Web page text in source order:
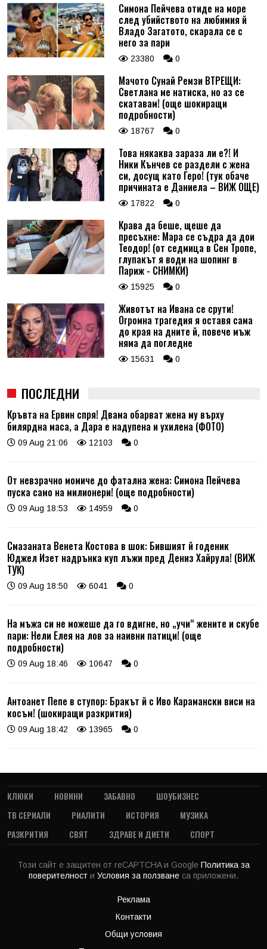
Симона Пейчева отиде на море
след убийството на любимия й
Владо Загатото, скарала се с
него за пари
23380 0
Мачото Сунай Ремзи ВТРЕЩИ:
Светлана ме натиска, но аз се
скатавам! (още шокиращи
подробности)
18767 0
Това някаква зараза ли е?! И
Ники Кънчев се раздели с жена
си, досущ като Геро! (тук обаче
причината е Даниела – ВИЖ ОЩЕ)
17822 0
Крава да беше, щеше да
пресъхне: Мара се съдра да дои
Теодор! (от седмица в Сен Тропе,
глупакът я води на шопинг в
Париж - СНИМКИ)
15925 0
Животът на Ивана се срути!
Огромна трагедия я оставя сама
до края на дните й, повече мъж
няма да погледне
15631 0
ПОСЛЕДНИ
Кръвта на Ервин спря! Двама обарват жена му върху
билярдна маса, а Дара е надупена и ухилена (ФОТО)
09 Aug 21:06 12103 0
От невзрачно момиче до фатална жена: Симона Пейчева
пуска само на милионери! (още подробности)
09 Aug 18:53 14959 0
Смазаната Венета Костова в шок: Бившият й годеник
Юджел Изет надрънка куп лъжи пред Дениз Хайрула! (ВИЖ
ТУК)
09 Aug 18:50 6041 0
На мъжа си не можеше да го вдигне, но „учи“ жените и скубе
пари: Нели Елея на лов за наивни патици! (още
подробности)
09 Aug 18:46 10647 0
Антоанет Пепе в ступор: Бракът й с Иво Карамански виси на
косъм! (шокиращи разкрития)
09 Aug 18:42 13965 0
КЛЮКИ НОВИНИ ЗАБАВНО
ШОУБИЗНЕС
ТВ СЕРИАЛИ
РИАЛИТИ ИСТОРИЯ
МУЗИКА
РАЗКРИТИЯ
СВЯТ ЗДРАВЕ И ДИЕТИ СПОРТ
Този сайт е защитен от reCAPTCHA и Google Политика за
поверителност и Условия за ползване са приложени.
Реклама
Контакти
Общи условия